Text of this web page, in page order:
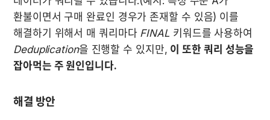
환불이면서 구매 완료인 경우가 존재할 수 있음) 이를
해결하기 위해서 매 쿼리마다 FINAL
Deduplication을 진행할 수 있지만, 이 또한 쿼리 성능을
잡아먹는 주 원인입니다.
해결 방안